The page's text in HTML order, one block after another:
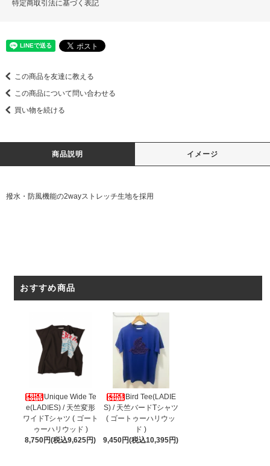
特定商取引法に基づく表記
この商品を友達に教える
この商品について問い合わせる
買い物を続ける
商品説明 イメージ
撥水・防風機能の2wayストレッチ生地を採用
おすすめ商品
Unique Wide Te
e(LADIES) / 天竺変形
ワイドTシャツ ( ゴート
ゥーハリウッド )
8,750円(税込9,625円)
Bird Tee(LADIE
S) / 天竺バードTシャツ
( ゴートゥーハリウッ
ド )
9,450円(税込10,395円)